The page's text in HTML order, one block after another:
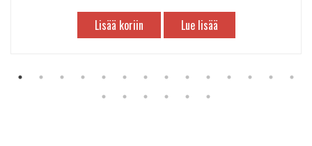
Lisää koriin Lue lisää